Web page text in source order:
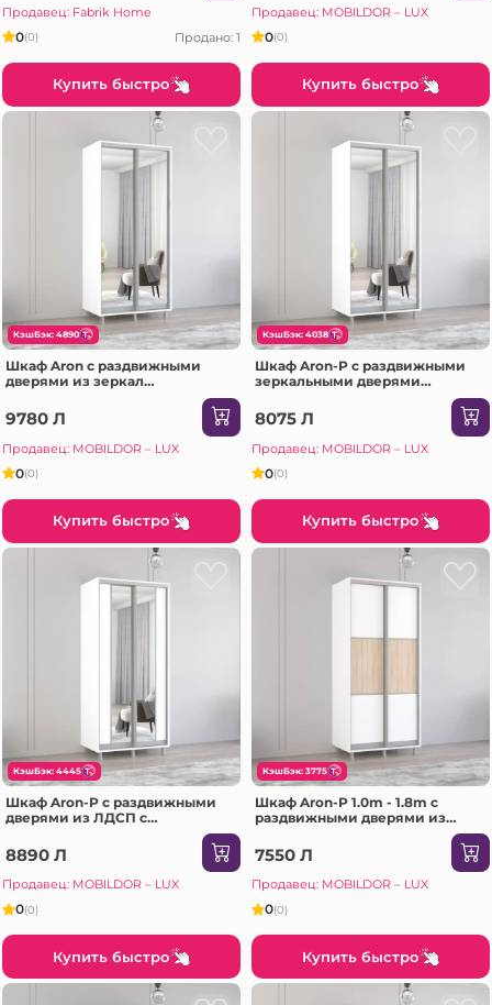
Продавец: Fabrik Home
0(0) Продано: 1
Купить быстро
Продавец: MOBILDOR – LUX
0(0)
Купить быстро
КэшБэк: 4890
Шкаф Aron с раздвижными
дверями из зеркал
блестящий
9780 Л
Продавец: MOBILDOR – LUX
0(0)
Купить быстро
КэшБэк: 4038
Шкаф Aron-P с раздвижными
зеркальными дверями
8075 Л
Продавец: MOBILDOR – LUX
0(0)
Купить быстро
КэшБэк: 4445
Шкаф Aron-P с раздвижными
дверями из ЛДСП с
(180x60x210H см) Sonoma
8890 Л
Продавец: MOBILDOR – LUX
0(0)
Купить быстро
КэшБэк: 3775
Шкаф Aron-P 1.0m - 1.8m с
раздвижными дверями из
(130x60x200H см) Сонома
7550 Л
Продавец: MOBILDOR – LUX
0(0)
Купить быстро